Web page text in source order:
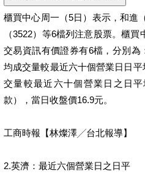
櫃買中心周一（5日）表示，和進
（3522）等6檔列注意股票。櫃
交易資訊有價證券有6檔，分別
均成交量較最近六十個營業日日
交量較最近六十個營業日之日
款），當日收盤價16.9元。
工商時報【林燦澤╱台北報導】
2.英濟：最近六個營業日之日平